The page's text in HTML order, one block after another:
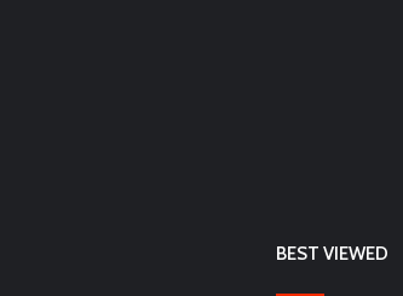
BEST VIEWED